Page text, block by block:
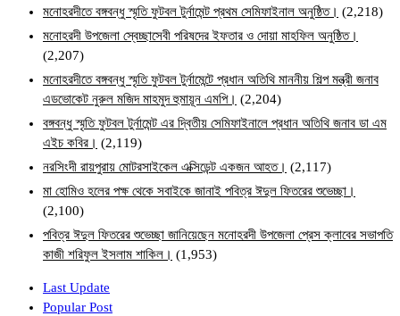
মনোহরদীতে বঙ্গবন্ধু স্মৃতি ফুটবল টুর্নামেন্ট প্রথম সেমিফাইনাল অনুষ্ঠিত। (2,218)
মনোহরদী উপজেলা স্বেচ্ছাসেবী পরিষদের ইফতার ও দোয়া মাহফিল অনুষ্ঠিত।
(2,207)
মনোহরদীতে বঙ্গবন্ধু স্মৃতি ফুটবল টুর্নামেন্টে প্রধান অতিথি মাননীয় শিল্প মন্ত্রী জনাব
এডভোকেট নুরুল মজিদ মাহমুদ হুমায়ূন এমপি। (2,204)
বঙ্গবন্ধু স্মৃতি ফুটবল টুর্নামেন্ট এর দ্বিতীয় সেমিফাইনালে প্রধান অতিথি জনাব ডা এম
এইচ কবির। (2,119)
নরসিংদী রায়পুরায় মোটরসাইকেল এক্সিডেন্ট একজন আহত। (2,117)
মা হোমিও হলের পক্ষ থেকে সবাইকে জানাই পবিত্র ঈদুল ফিতরের শুভেচ্ছা।
(2,100)
পবিত্র ঈদুল ফিতরের শুভেচ্ছা জানিয়েছেন মনোহরদী উপজেলা প্রেস ক্লাবের সভাপতি
কাজী শরিফুল ইসলাম শাকিল। (1,953)
Last Update
Popular Post